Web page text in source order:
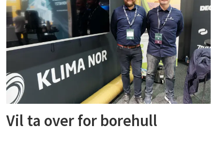
Vil ta over for borehull